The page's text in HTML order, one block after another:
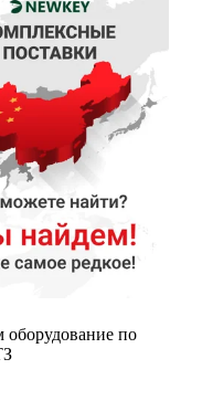
оборудование по